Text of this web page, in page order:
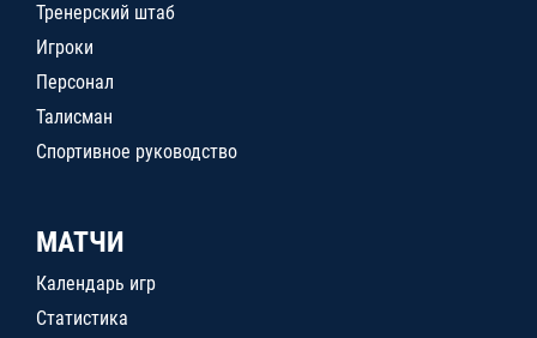
Тренерский штаб
Игроки
Персонал
Талисман
Спортивное руководство
МАТЧИ
Календарь игр
Статистика